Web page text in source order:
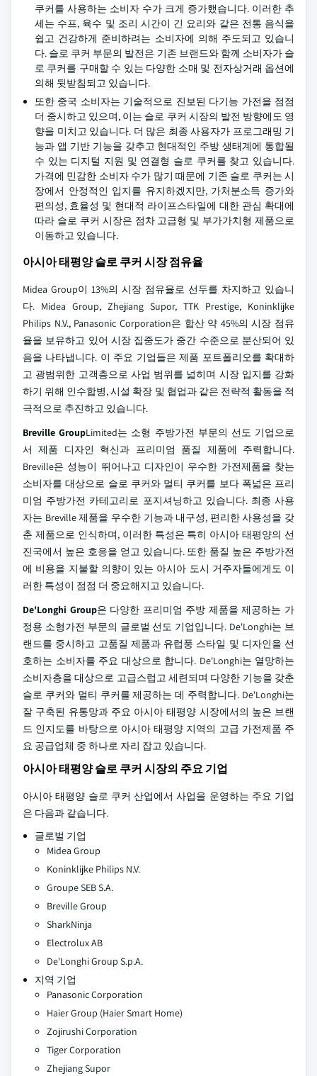
쿠커를 사용하는 소비자 수가 크게 증가했습니다. 이러한 추
세는 수프, 육수 및 조리 시간이 긴 요리와 같은 전통 음식을
쉽고 건강하게 준비하려는 소비자에 의해 주도되고 있습니
다. 슬로 쿠커 부문의 발전은 기존 브랜드와 함께 소비자가 슬
로 쿠커를 구매할 수 있는 다양한 소매 및 전자상거래 옵션에
의해 뒷받침되고 있습니다.
또한 중국 소비자는 기술적으로 진보된 다기능 가전을 점점
더 중시하고 있으며, 이는 슬로 쿠커 시장의 발전 방향에도 영
향을 미치고 있습니다. 더 많은 최종 사용자가 프로그래밍 기
능과 앱 기반 기능을 갖추고 현대적인 주방 생태계에 통합될
수 있는 디지털 지원 및 연결형 슬로 쿠커를 찾고 있습니다.
가격에 민감한 소비자 수가 많기 때문에 기존 슬로 쿠커는 시
장에서 안정적인 입지를 유지하겠지만, 가처분소득 증가와
편의성, 효율성 및 현대적 라이프스타일에 대한 관심 확대에
따라 슬로 쿠커 시장은 점차 고급형 및 부가가치형 제품으로
이동하고 있습니다.
아시아 태평양 슬로 쿠커 시장 점유율
Midea Group이 13%의 시장 점유율로 선두를 차지하고 있습니
다. Midea Group, Zhejiang Supor, TTK Prestige, Koninklijke
Philips N.V., Panasonic Corporation은 합산 약 45%의 시장 점유
율을 보유하고 있어 시장 집중도가 중간 수준으로 분산되어 있
음을 나타냅니다. 이 주요 기업들은 제품 포트폴리오를 확대하
고 광범위한 고객층으로 사업 범위를 넓히며 시장 입지를 강화
하기 위해 인수합병, 시설 확장 및 협업과 같은 전략적 활동을 적
극적으로 추진하고 있습니다.
Breville GroupLimited는 소형 주방가전 부문의 선도 기업으로
서 제품 디자인 혁신과 프리미엄 품질 제품에 주력합니다.
Breville은 성능이 뛰어나고 디자인이 우수한 가전제품을 찾는
소비자를 대상으로 슬로 쿠커와 멀티 쿠커를 보다 폭넓은 프리
미엄 주방가전 카테고리로 포지셔닝하고 있습니다. 최종 사용
자는 Breville 제품을 우수한 기능과 내구성, 편리한 사용성을 갖
춘 제품으로 인식하며, 이러한 특성은 특히 아시아 태평양의 선
진국에서 높은 호응을 얻고 있습니다. 또한 품질 높은 주방가전
에 비용을 지불할 의향이 있는 아시아 도시 거주자들에게도 이
러한 특성이 점점 더 중요해지고 있습니다.
De'Longhi Group은 다양한 프리미엄 주방 제품을 제공하는 가
정용 소형가전 부문의 글로벌 선도 기업입니다. De'Longhi는 브
랜드를 중시하고 고품질 제품과 유럽풍 스타일 및 디자인을 선
호하는 소비자를 주요 대상으로 합니다. De'Longhi는 열망하는
소비자층을 대상으로 고급스럽고 세련되며 다양한 기능을 갖춘
슬로 쿠커와 멀티 쿠커를 제공하는 데 주력합니다. De'Longhi는
잘 구축된 유통망과 주요 아시아 태평양 시장에서의 높은 브랜
드 인지도를 바탕으로 아시아 태평양 지역의 고급 가전제품 주
요 공급업체 중 하나로 자리 잡고 있습니다.
아시아 태평양 슬로 쿠커 시장의 주요 기업
아시아 태평양 슬로 쿠커 산업에서 사업을 운영하는 주요 기업
은 다음과 같습니다.
글로벌 기업
Midea Group
Koninklijke Philips N.V.
Groupe SEB S.A.
Breville Group
SharkNinja
Electrolux AB
De'Longhi Group S.p.A.
지역 기업
Panasonic Corporation
Haier Group (Haier Smart Home)
Zojirushi Corporation
Tiger Corporation
Zhejiang Supor